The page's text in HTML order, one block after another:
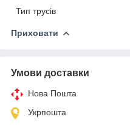
Тип трусів
Приховати
Умови доставки
Нова Пошта
Укрпошта